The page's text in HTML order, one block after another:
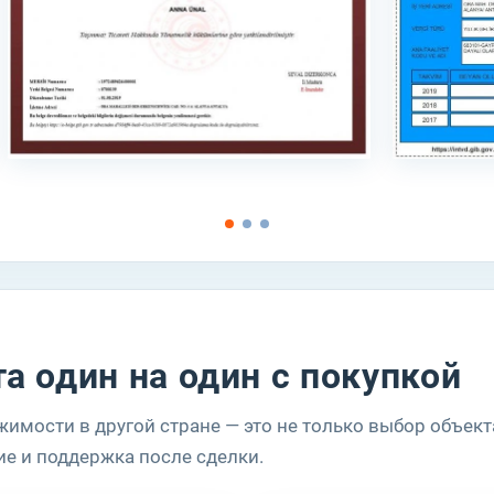
за плечами более 18 лет практического опыта
мы сопровождаем сделку полностью, а не только до
аванса
у нас команда специалистов с опытом и профильной
клиента это означает простую вещь: с ним работают не
Почему опыт в недвижимости в
действительно имеет
значение
один на один с покупкой
в другой стране — это не только выбор
и поддержка после сделки.